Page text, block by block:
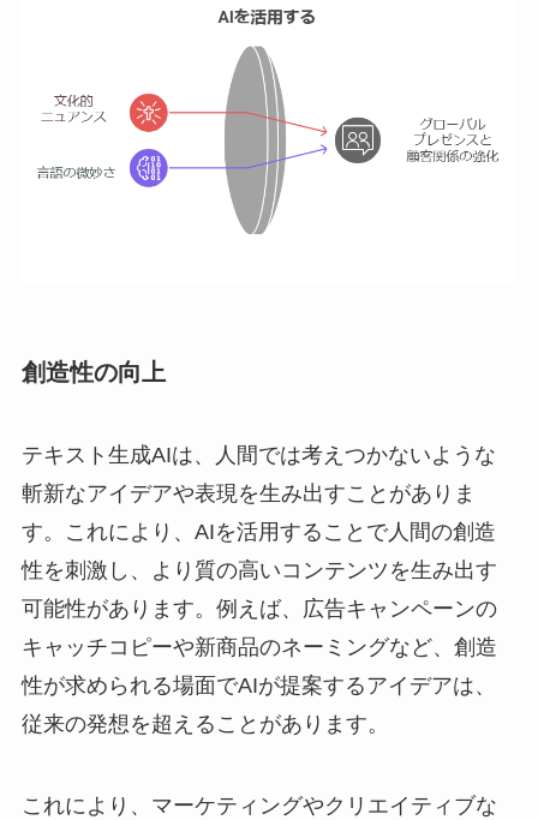
創造性の向上
テキスト生成AIは、人間では考えつかないような
斬新なアイデアや表現を生み出すことがありま
す。これにより、AIを活用することで人間の創造
性を刺激し、より質の高いコンテンツを生み出す
可能性があります。例えば、広告キャンペーンの
キャッチコピーや新商品のネーミングなど、創造
性が求められる場面でAIが提案するアイデアは、
従来の発想を超えることがあります。
これにより、マーケティングやクリエイティブな